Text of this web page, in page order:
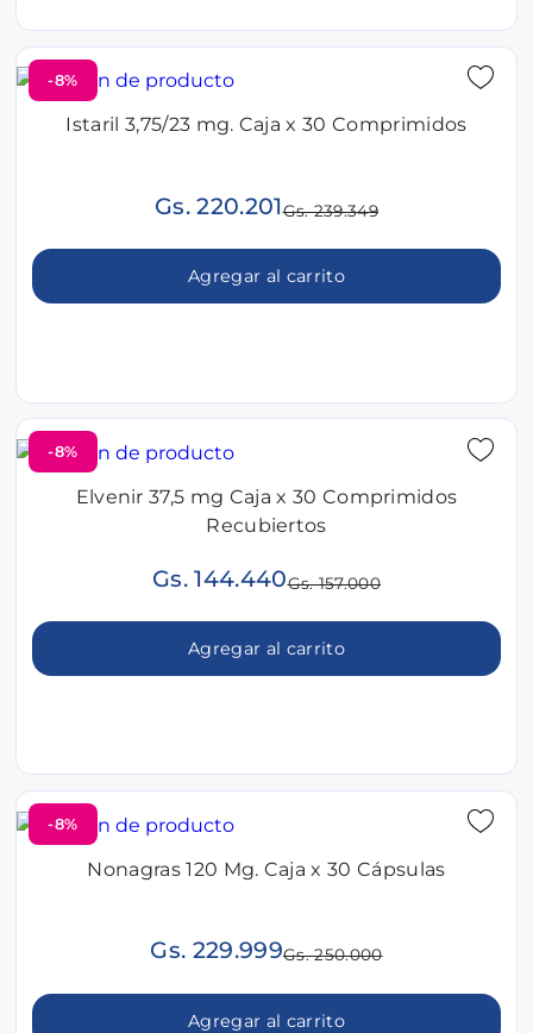
-8%
Istaril 3,75/23 mg. Caja x 30 Comprimidos
Gs. 220.201Gs. 239.349
Agregar al carrito
-8%
Elvenir 37,5 mg Caja x 30 Comprimidos
Recubiertos
Gs. 144.440Gs. 157.000
Agregar al carrito
-8%
Nonagras 120 Mg. Caja x 30 Cápsulas
Gs. 229.999Gs. 250.000
Agregar al carrito